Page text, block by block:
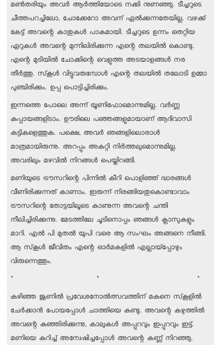
മണ്‍തരിയും അവര്‍ ആര്‍ത്തിയോടെ നക്കി നുണഞ്ഞു. ടീച്ചറുടെ
ചീത്തപറച്ചിലോ, ചോക്കേറോ അവന് ഏല്‍ക്കുന്നതേയില്ല. വഴക്ക്
കേട്ട് അവന്റെ കാതുകള്‍ പാകമായി. ടീച്ചറുടെ ഉന്നം തെറ്റിയ
ഏറുകള്‍ അവന്റെ മുന്നിലിരിക്കുന്ന എന്റെ തലയില്‍ കൊണ്ടു.
എന്റെ മുടിയില്‍ ചോക്കിന്റെ വെളുത്ത അടയാളങ്ങള്‍ നര
തീര്‍ത്തു. സ്‌കൂള്‍ വിട്ടുവരുമ്പോള്‍ എന്റെ തലയില്‍ തലോടി ഉമ്മാ
പുഞ്ചിരിക്കും. ഉപ്പ പൊട്ടിച്ചിരിക്കും.
ഇന്നത്തെ പോലെ അന്ന് യൂണിഫോമൊന്നുമില്ല. വര്‍ണ്ണ
കുപ്പായങ്ങളിടാം. ഊരിലെ പഞ്ഞങ്ങളുമായാണ് ആദിവാസി
കുട്ടികളെത്തുക. പക്ഷെ, അവര്‍ ഞങ്ങളിലൊരാള്‍
മാത്രമായിരുന്നു. അറപ്പും അകറ്റി നിര്‍ത്തലുമൊന്നുമില്ല.
അവരിലും മഴവില്‍ നിറങ്ങള്‍ പെയ്തിറങ്ങി.
മണിയുടെ ട്രൗസറിന്റെ പിന്നില്‍ കീറി പൊളിഞ്ഞ് ദ്വാരങ്ങള്‍
വീണിരിക്കുന്നത് കാണാം. ഇരുന്ന് നിരങ്ങിയതുകൊണ്ടാവാം
ട്രൗസറിന്റെ തോട്ടയിലൂടെ കാണുന്ന അവന്റെ ചന്തി
നീലിച്ചിരിക്കുന്നു. മേടത്തിലേ ചൂടിനൊപ്പം ഞങ്ങള്‍ ക്ലാസുകളും
മാറി. എല്‍ പി മുതല്‍ യുപി വരെ ആ സംഘം അങ്ങനെ നീങ്ങി.
ആ സ്‌കൂള്‍ ജീവിതം എന്റെ ഓര്‍മകളില്‍ എല്ലായ്‌പ്പോഴും
വിരുന്നെത്തും.
* * *
കഴിഞ്ഞ ജൂണില്‍ പ്രവേശനോല്‍ത്സവത്തിന് മകനെ സ്‌കൂളില്‍
ചേര്‍ക്കാന്‍ പോയപ്പോള്‍ ചാത്തിയെ കണ്ടു. അവന്റെ കഴുത്തില്‍
അവന്റെ കുഞ്ഞിരിക്കുന്നു, കാലുകള്‍ അപ്പുറവും ഇപ്പുറവും ഇട്ട്.
മണിയെ കുറിച്ച് അന്വേഷിച്ചപ്പോള്‍ അവന്റെ കണ്ണ് നിറഞ്ഞു.